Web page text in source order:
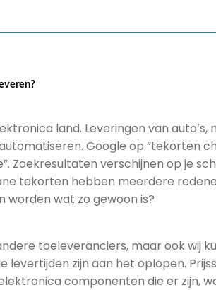
land. Leveringen van auto’s,
Google op “tekorten
Zoekresultaten verschijnen op je
tekorten hebben meerdere
wat zo gewoon is?
toeleveranciers, maar ook wij
levertijden zijn aan het oplopen.
componenten die er zijn,